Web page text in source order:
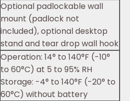
Optional padlockable wall
mount (padlock not
included), optional desktop
stand and tear drop wall hook
Operation: 14° to 140°F (-10°
to 60°C) at 5 to 95% RH
Storage: -4° to 140°F (-20° to
60°C) without battery